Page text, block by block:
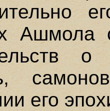
Ашмола
его